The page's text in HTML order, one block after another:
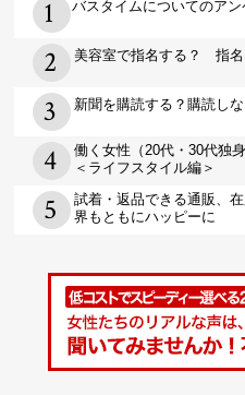
バスタイムについてのアン
美容室で指名する？ 指名
新聞を購読する？購読し
働く女性（20代・30代独
＜ライフスタイル編＞
試着・返品できる通販、
界もともにハッピーに